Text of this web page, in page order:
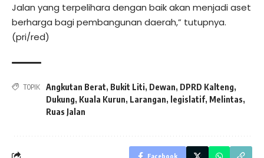
Jalan yang terpelihara dengan baik akan menjadi aset
berharga bagi pembangunan daerah,” tutupnya.
(pri/red)
TOPIK Angkutan Berat, Bukit Liti, Dewan, DPRD Kalteng,
Dukung, Kuala Kurun, Larangan, legislatif, Melintas,
Ruas Jalan
Facebook